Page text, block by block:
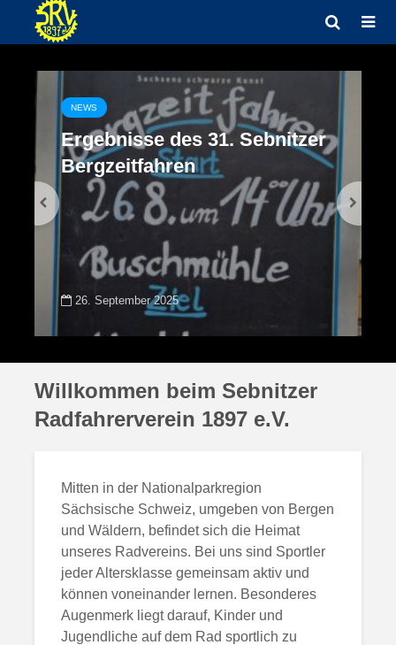
NEWS
Ergebnisse des 31. Sebnitzer
Bergzeitfahren
26. September 2025
Willkommen beim Sebnitzer
Radfahrerverein 1897 e.V.
Mitten in der Nationalparkregion
Sächsische Schweiz, umgeben von Bergen
und Wäldern, befindet sich die Heimat
unseres Radvereins. Bei uns sind Sportler
jeder Altersklasse gemeinsam aktiv und
können voneinander lernen. Besonderes
Augenmerk liegt darauf, Kinder und
Jugendliche auf dem Rad sportlich zu